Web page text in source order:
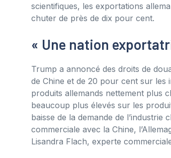
scientifiques, les exportations
chuter de près de dix pour cent.
« Une nation
Trump a annoncé des droits de
de Chine et de 20 pour cent sur les
produits allemands nettement plus
beaucoup plus élevés sur les
baisse de la demande de
commerciale avec la Chine,
Lisandra Flach, experte